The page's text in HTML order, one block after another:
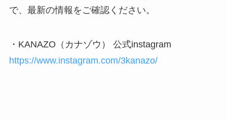
で、最新の情報をご確認ください。
・KANAZO（カナゾウ） 公式instagram
https://www.instagram.com/3kanazo/